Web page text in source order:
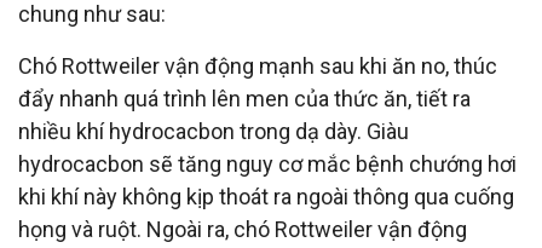
chung như sau:
Chó Rottweiler vận động mạnh sau khi ăn no, thúc
đẩy nhanh quá trình lên men của thức ăn, tiết ra
nhiều khí hydrocacbon trong dạ dày. Giàu
hydrocacbon sẽ tăng nguy cơ mắc bệnh chướng hơi
khi khí này không kịp thoát ra ngoài thông qua cuống
họng và ruột. Ngoài ra, chó Rottweiler vận động